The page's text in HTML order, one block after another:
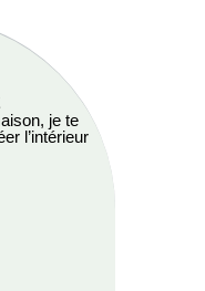
je te
l’intérieur